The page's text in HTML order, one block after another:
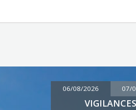
06/08/2026 07/
VIGILANCES